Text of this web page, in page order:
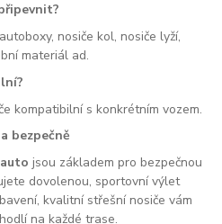
nosiče kol, nosiče lyží,
materiál ad.
kompatibilní s konkrétním vozem.
bezpečně
jsou základem pro bezpečnou
dovolenou, sportovní výlet
kvalitní střešní nosiče vám
na každé trase.